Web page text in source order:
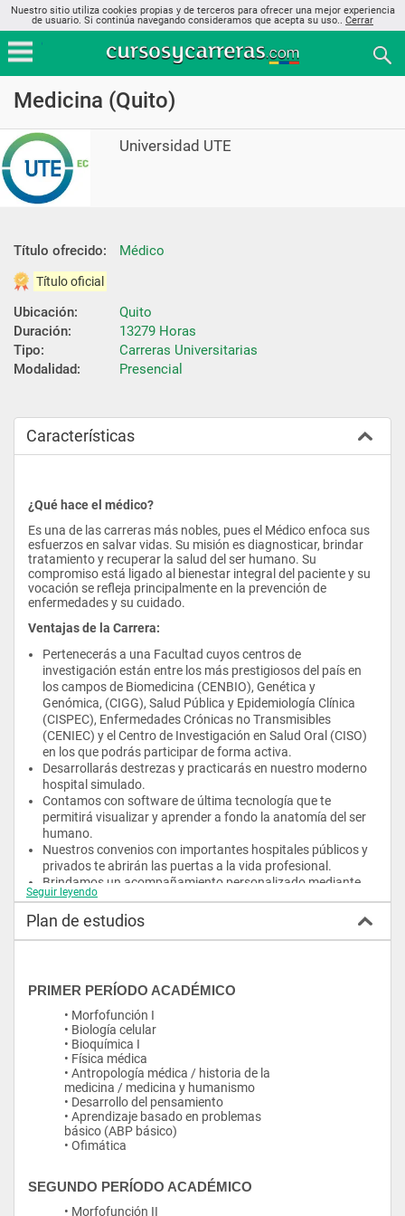
Nuestro sitio utiliza cookies propias y de terceros para ofrecer una mejor experiencia
de usuario. Si continúa navegando consideramos que acepta su uso.. Cerrar
Medicina (Quito)
Universidad UTE
Título ofrecido: Médico
Título oficial
Ubicación:
Quito
Duración:
13279 Horas
Tipo:
Carreras Universitarias
Modalidad:
Presencial
Características
¿Qué hace el médico?
Es una de las carreras más nobles, pues el Médico enfoca sus
esfuerzos en salvar vidas. Su misión es diagnosticar, brindar
tratamiento y recuperar la salud del ser humano. Su
compromiso está ligado al bienestar integral del paciente y su
vocación se refleja principalmente en la prevención de
enfermedades y su cuidado.
Ventajas de la Carrera:
Pertenecerás a una Facultad cuyos centros de
investigación están entre los más prestigiosos del país en
los campos de Biomedicina (CENBIO), Genética y
Genómica, (CIGG), Salud Pública y Epidemiología Clínica
(CISPEC), Enfermedades Crónicas no Transmisibles
(CENIEC) y el Centro de Investigación en Salud Oral (CISO)
en los que podrás participar de forma activa.
Desarrollarás destrezas y practicarás en nuestro moderno
hospital simulado.
Contamos con software de última tecnología que te
permitirá visualizar y aprender a fondo la anatomía del ser
humano.
Nuestros convenios con importantes hospitales públicos y
privados te abrirán las puertas a la vida profesional.
Brindamos un acompañamiento personalizado mediante
tutorías para fortalecer los conocimientos de nuestros
estudiantes.
Contamos con una clínica propia.
Podrás trabajar en hospitales, centros médicos y consultorios
privados. Tu preparación te permitirá desempeñarte en áreas
como la pediatría, gineco-obstetricia, cirugía, medicina interna
y salud mental. Contarás con los conocimientos y destrezas
necesarios para realizar estudios de especialización o
posgrado.
Seguir leyendo
Plan de estudios
PRIMER PERÍODO ACADÉMICO
• Morfofunción I
• Biología celular
• Bioquímica I
• Física médica
• Antropología médica / historia de la
medicina / medicina y humanismo
• Desarrollo del pensamiento
• Aprendizaje basado en problemas
básico (ABP básico)
• Ofimática
SEGUNDO PERÍODO ACADÉMICO
• Morfofunción II